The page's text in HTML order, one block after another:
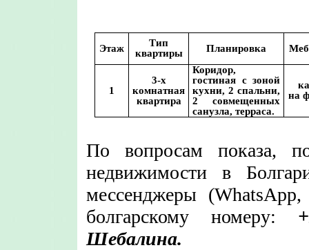
Этаж
Тип
квартиры
Планировка
1
3-х
комнатная
квартира
Коридор,
гостиная с зоной
кухни, 2 спальни,
2 совмещенных
санузла, терраса.
на
По вопросам показа,
недвижимости в
мессенджеры
болгарскому номеру:
Шебалина.